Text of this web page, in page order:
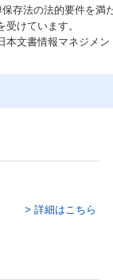
存法の法的要件を
けています。
文書情報マネジメン
> 詳細はこちら